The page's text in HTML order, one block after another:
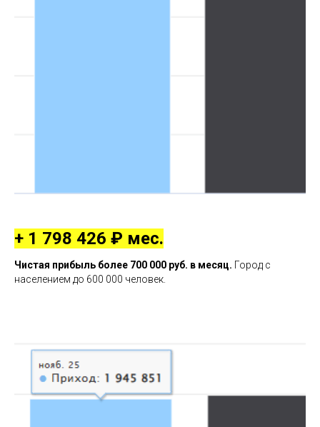
+ 1 798 426 ₽ мес.
Чистая прибыль более 700 000 руб. в месяц. Город с
населением до 600 000 человек.